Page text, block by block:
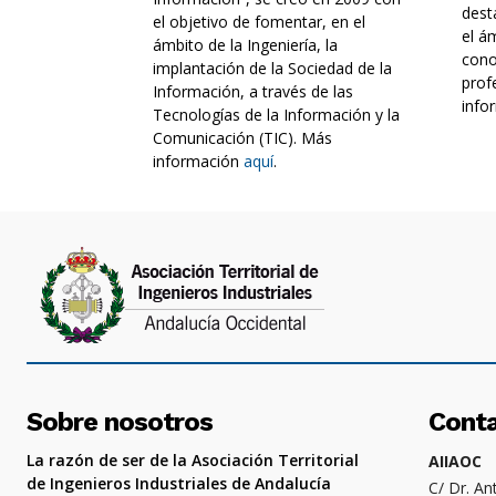
el objetivo de fomentar, en el
ámbito de la Ingeniería, la
implantación de la Sociedad de la
Información, a través de las
Tecnologías de la Información y la
Comunicación (TIC). Más
información aquí.
el
Sobre nosotros
La razón de ser de la Asociación Territorial
de Ingenieros Industriales de Andalucía
AIIAOC
C/ Dr.